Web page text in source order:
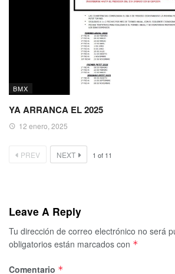
BMX
YA ARRANCA EL 2025
12 enero, 2025
PREV NEXT 1 of 11
Leave A Reply
Tu dirección de correo electrónico no será
obligatorios están marcados con *
Comentario *